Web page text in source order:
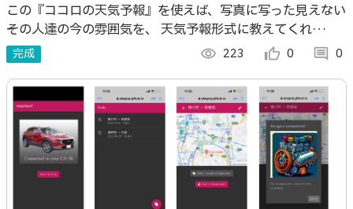
この『ココロの天気予報』を使えば、写真に写った見えない
その人達の今の雰囲気を、 天気予報形式に教えてくれ
る！！
完成 visibility 223 thumb_up_alt 0 comment 0